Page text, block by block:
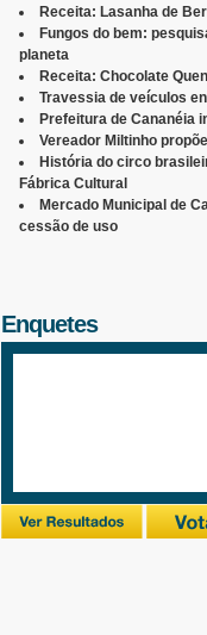
Receita: Lasanha de
Fungos do bem:
planeta
Receita: Chocolate
Travessia de veículos
Prefeitura de Cananéia
Vereador Miltinho
História do circo
Fábrica Cultural
Mercado Municipal de
cessão de uso
Enquetes